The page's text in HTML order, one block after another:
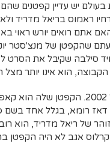
יש עדיין קפטנים
סרחיו ראמוס בריאל מדריד
אתם רואים יורש ראוי
שהקפטן של מנצ'סטר
סילבה שקיבל את הסרט
הוא אינו יותר מצל
עכשיו לכו אחורה אל ברזיל של
רומא, בגלל אחד בשם
של ריאל מדריד, הוא
קרלוס אגב לא היה הקפטן